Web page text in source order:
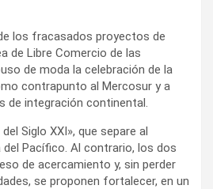
los fracasados proyectos de
de Libre Comercio de las
de moda la celebración de la
contrapunto al Mercosur y a
de integración continental.
Siglo XXI», que separe al
del Pacífico. Al contrario, los dos
de acercamiento y, sin perder
se proponen fortalecer, en un